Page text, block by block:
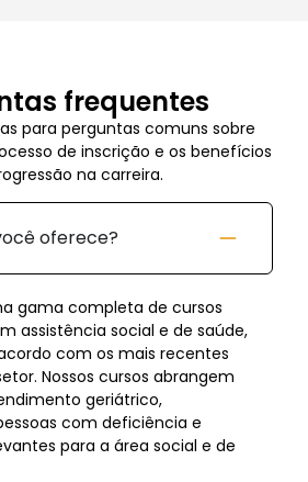
frequentes
para perguntas comuns sobre
de inscrição e os benefícios
na carreira.
oferece?
gama completa de cursos
assistência social e de saúde,
com os mais recentes
Nossos cursos abrangem
geriátrico,
com deficiência e
para a área social e de